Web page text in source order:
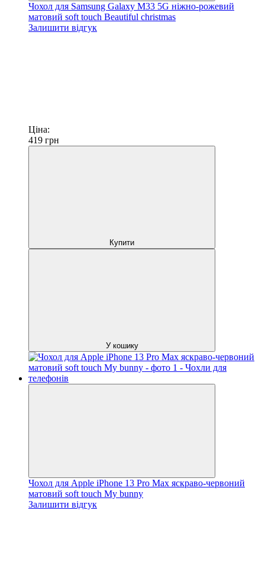
Чохол для Samsung Galaxy M33 5G ніжно-рожевий
матовий soft touch Beautiful christmas
Залишити відгук
Ціна:
419 грн
Купити
У кошику
Чохол для Apple iPhone 13 Pro Max яскраво-червоний
матовий soft touch My bunny
Залишити відгук